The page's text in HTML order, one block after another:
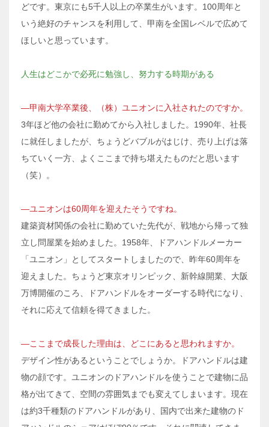
どです。東京にも5千人以上の卒業生がいます。100周年と
いう絶好のチャンスを利用して、甲南を全国レベルで広めて
ほしいと思っています。
人生はどこかで必死に勉強し、努力する時期がある
―甲南大学卒業後、（株）ユニオンに入社されたのですか。
3年ほど他の会社に勤めてから入社しました。1990年、社長
に就任しましたが、ちょうどバブルがはじけ、売り上げは落
ちていく一方、よくここまで持ち堪えたものだと思います
（笑）。
―ユニオンは60周年を迎えたそうですね。
建築資材関係の会社に勤めていた先代が、戦地から帰って独
立し問屋業を始めました。1958年、ドアハンドルメーカー
「ユニオン」としてスタートしましたので、昨年60周年を
迎えました。ちょうど東京オリンピック、新幹線開業、大阪
万博開催のころ、ドアハンドルをオーダーする時代になり、
それに応えて信頼を得てきました。
―ここまで成長した理由は、どこにあると思われますか。
デザイン性があるということでしょうか。ドアハンドルは建
物の顔です。ユニオンのドアハンドルを使うことで建物に品
格が出てきて、空間の雰囲気までも変えてしまいます。現在
は約3千種類のドアハンドルがあり、国内で出来た建物のド